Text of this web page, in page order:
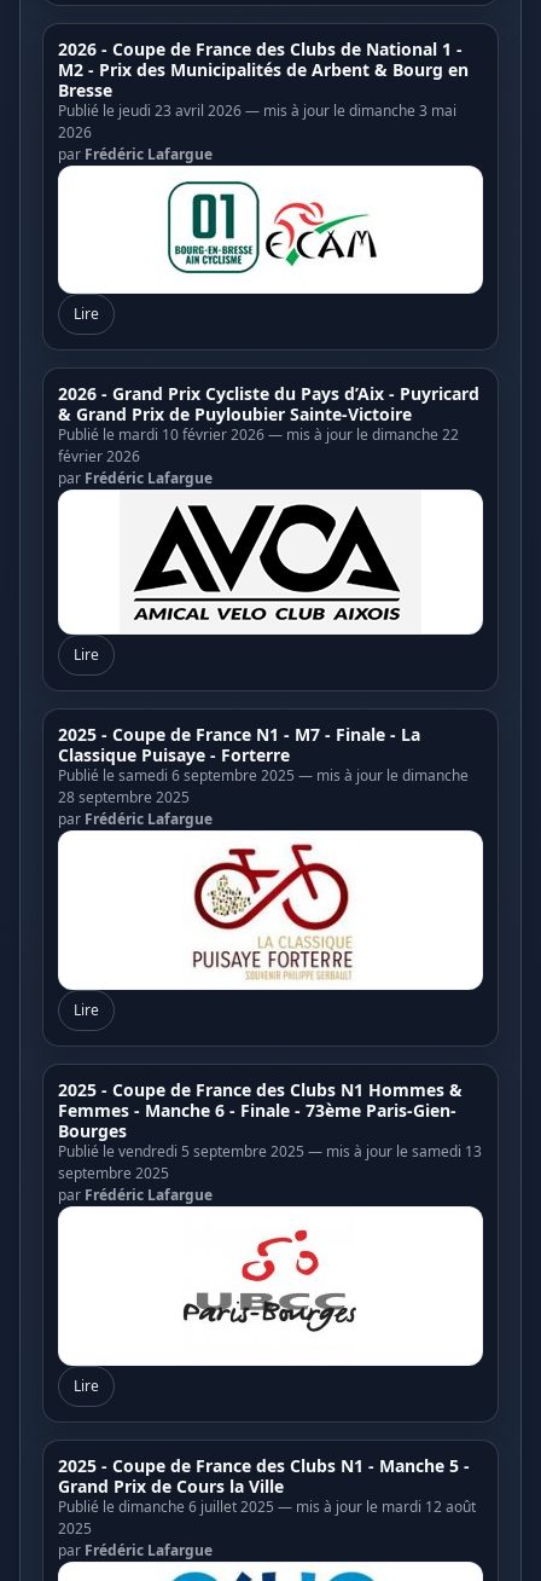
2026 - Coupe de France des Clubs de National 1 -
M2 - Prix des Municipalités de Arbent & Bourg en
Bresse
Publié le jeudi 23 avril 2026 — mis à jour le dimanche 3 mai
2026
par Frédéric Lafargue
Lire
2026 - Grand Prix Cycliste du Pays d’Aix - Puyricard
& Grand Prix de Puyloubier Sainte-Victoire
Publié le mardi 10 février 2026 — mis à jour le dimanche 22
février 2026
par Frédéric Lafargue
Lire
2025 - Coupe de France N1 - M7 - Finale - La
Classique Puisaye - Forterre
Publié le samedi 6 septembre 2025 — mis à jour le dimanche
28 septembre 2025
par Frédéric Lafargue
Lire
2025 - Coupe de France des Clubs N1 Hommes &
Femmes - Manche 6 - Finale - 73ème Paris-Gien-
Bourges
Publié le vendredi 5 septembre 2025 — mis à jour le samedi 13
septembre 2025
par Frédéric Lafargue
Lire
2025 - Coupe de France des Clubs N1 - Manche 5 -
Grand Prix de Cours la Ville
Publié le dimanche 6 juillet 2025 — mis à jour le mardi 12 août
2025
par Frédéric Lafargue